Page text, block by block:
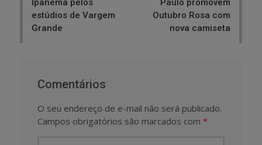
Ipanema pelos
estúdios de Vargem
Grande
Paulo promovem
Outubro Rosa com
nova camiseta
Comentários
O seu endereço de e-mail não será publicado.
Campos obrigatórios são marcados com *